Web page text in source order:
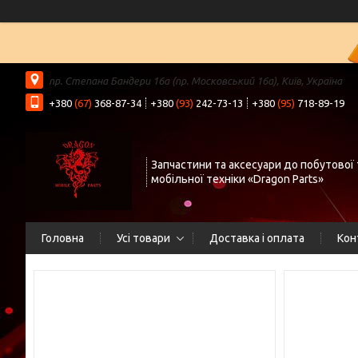
пр. Степана Бандери 16а (пр. Московський 16а), Київ, Україна
+380 (67) 368-87-34 +380 (93) 242-73-13 +380 (95) 718-89-19
Запчастини та аксесуари до побутової
мобільної техніки «Dragon Parts»
Головна Усі товари Доставка і оплата